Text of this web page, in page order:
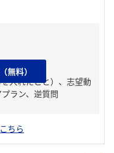
入れたこと）、志望動
ラン、逆質問
無料）
ちら